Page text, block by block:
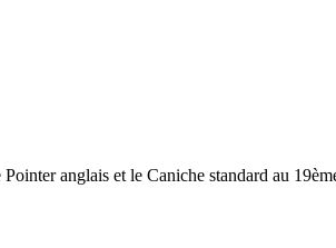
anglais et le Caniche standard au